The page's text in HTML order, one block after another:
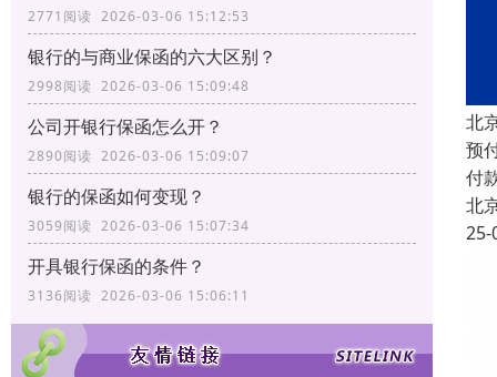
2771阅读 2026-03-06 15:12:53
银行的与商业保函的六大区别？
2998阅读 2026-03-06 15:09:48
公司开银行保函怎么开？
2890阅读 2026-03-06 15:09:07
银行的保函如何变现？
3059阅读 2026-03-06 15:07:34
开具银行保函的条件？
3136阅读 2026-03-06 15:06:11
北
预
付
北
25-